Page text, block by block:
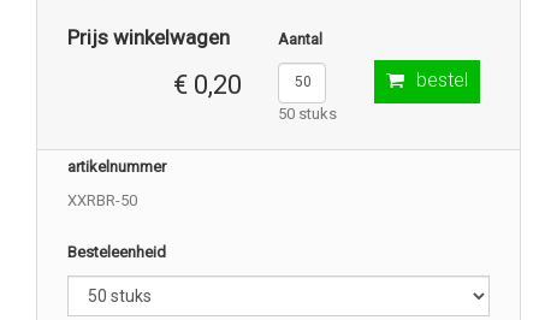
Prijs winkelwagen
€ 0,20
Aantal
50 stuks
bestel
artikelnummer
XXRBR-50
Besteleenheid